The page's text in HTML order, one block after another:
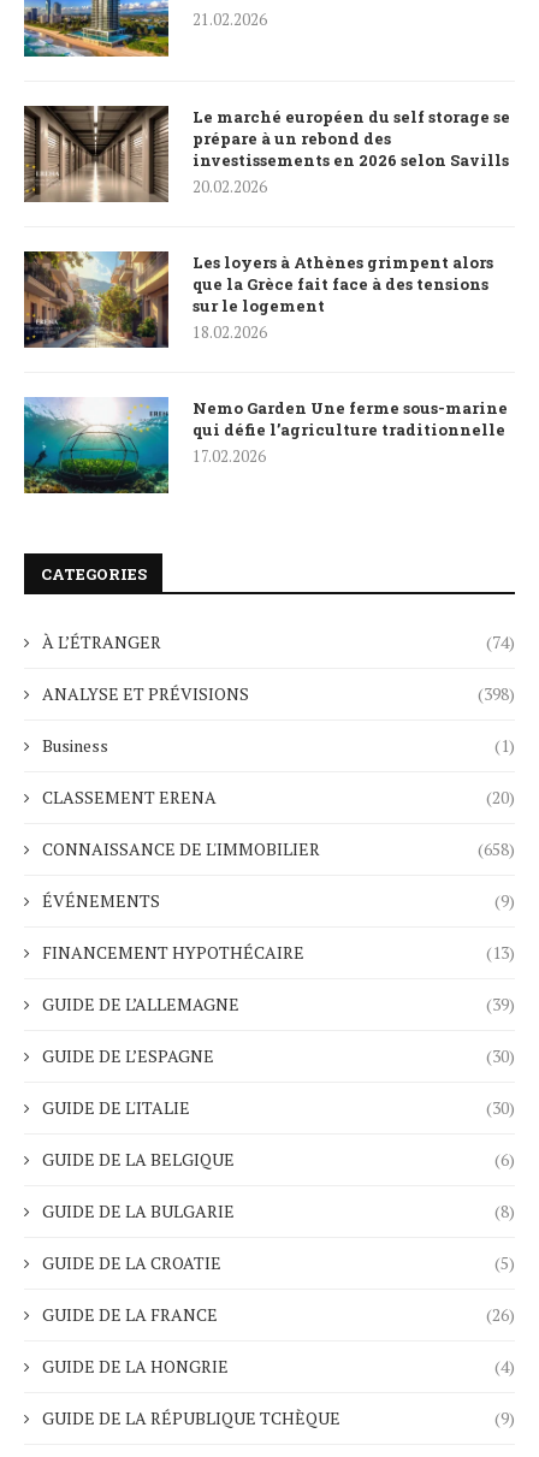
21.02.2026
Le marché européen du self storage se
prépare à un rebond des
investissements en 2026 selon Savills
20.02.2026
Les loyers à Athènes grimpent alors
que la Grèce fait face à des tensions
sur le logement
18.02.2026
Nemo Garden Une ferme sous-marine
qui défie l’agriculture traditionnelle
17.02.2026
CATEGORIES
À L’ÉTRANGER (74)
ANALYSE ET PRÉVISIONS (398)
Business (1)
CLASSEMENT ERENA (20)
CONNAISSANCE DE L'IMMOBILIER (658)
ÉVÉNEMENTS (9)
FINANCEMENT HYPOTHÉCAIRE (13)
GUIDE DE L’ALLEMAGNE (39)
GUIDE DE L’ESPAGNE (30)
GUIDE DE L'ITALIE (30)
GUIDE DE LA BELGIQUE (6)
GUIDE DE LA BULGARIE (8)
GUIDE DE LA CROATIE (5)
GUIDE DE LA FRANCE (26)
GUIDE DE LA HONGRIE (4)
GUIDE DE LA RÉPUBLIQUE TCHÈQUE (9)